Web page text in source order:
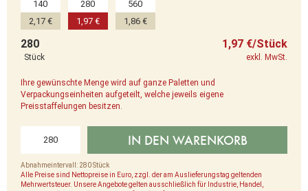
140
2,17 €
280
1,97 €
560
1,86 €
280
Stück
1,97 €/Stück
exkl. MwSt.
Ihre gewünschte Menge wird auf ganze Paletten und
Verpackungseinheiten aufgeteilt, welche jeweils eigene
Preisstaffelungen besitzen.
Abnahmeintervall: 280 Stück
Alle Preise sind Nettopreise in Euro, zzgl. der am Auslieferungstag geltenden
Mehrwertsteuer. Unsere Angebote gelten ausschließlich für Industrie, Handel,
IN DEN WARENKORB